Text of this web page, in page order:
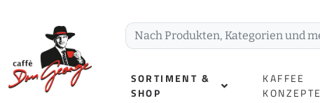
SORTIMENT &
SHOP
KAFFEE
KONZEPTE